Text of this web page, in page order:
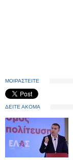
ΜΟΙΡΑΣΤΕΙΤΕ
ΔΕΙΤΕ ΑΚΟΜΑ